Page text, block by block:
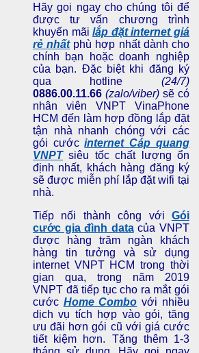
Hãy gọi ngaycho chúng tôi để
được tư vấn chương trình
khuyến mãilắp đặt internet giá
rẻ nhấtphù hợp nhất dành cho
chính bạn hoặc doanh nghiệp
của bạn. Đặc biệt khi đăng ký
qua hotline (24/7)
0886.00.11.66 (zalo/viber)sẽ có
nhân viên VNPT VinaPhone
HCM đến làm hợp đồng lắp đặt
tận nhà nhanh chóng với các
gói cướcinternetCáp quang
VNPTsiêu tốcchất lượng ổn
định nhất, khách hàng đăng ký
sẽ được miễn phí lắp đặt wifi tại
nhà.
Tiếp nối thành công với Gói
cước gia đình datacủa VNPT
được hàng trăm ngàn khách
hàng tin tưởng và sử dụng
internet VNPT HCM trong thời
gian qua, trong năm 2019
VNPT đã tiếp tục cho ra mắt gói
cước Home Combo với nhiều
dịch vụ tích hợp vào gói, tăng
ưu đãi hơn gói cũ với giá cước
tiết kiệm hơn. Tặng thêm 1-3